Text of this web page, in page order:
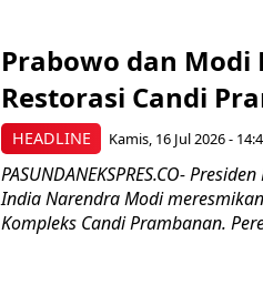
HEADLINE
Prabowo dan Modi
Restorasi Candi
Kamis, 16 Jul 2026 -
PASUNDANEKSPRES.CO-
India Narendra Modi
Kompleks Candi Prambanan.